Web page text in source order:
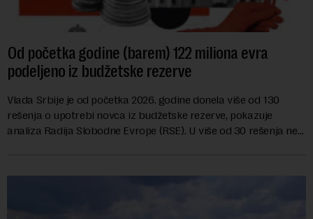
Od početka godine (barem) 122 miliona evra
podeljeno iz budžetske rezerve
Vlada Srbije je od početka 2026. godine donela više od 130
rešenja o upotrebi novca iz budžetske rezerve, pokazuje
analiza Radija Slobodne Evrope (RSE). U više od 30 rešenja ne